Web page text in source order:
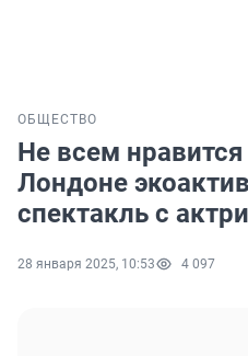
ОБЩЕСТВО
Не всем
Лондоне
спектакль с
28 января 2025, 10:53 4 097